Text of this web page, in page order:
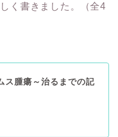
く書きました。（全4
ス腫瘍～治るまでの記